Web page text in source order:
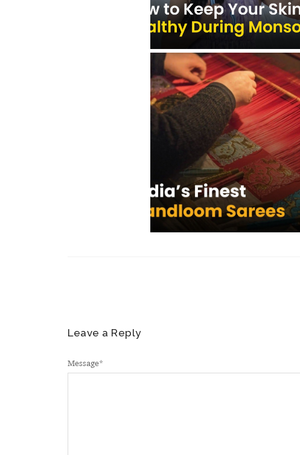
Leave a Reply
Message*